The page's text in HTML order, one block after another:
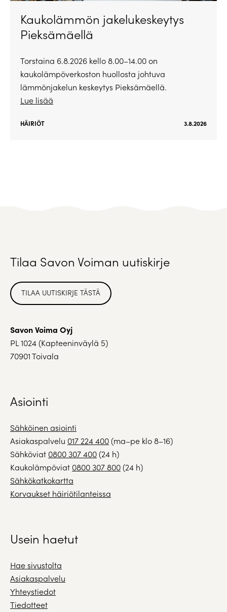
Kaukolämmön jakelukeskeytys
Pieksämäellä
Torstaina 6.8.2026 kello 8.00–14.00 on
kaukolämpöverkoston huollosta johtuva
lämmönjakelun keskeytys Pieksämäellä.
Lue lisää
HÄIRIÖT 3.8.2026
Tilaa Savon Voiman uutiskirje
TILAA UUTISKIRJE TÄSTÄ
Savon Voima Oyj
PL 1024 (Kapteeninväylä 5)
70901 Toivala
Asiointi
Sähköinen asiointi
Asiakaspalvelu 017 224 400(ma–pe klo 8–16)
Sähköviat 0800 307 400(24 h)
Kaukolämpöviat 0800 307 800(24 h)
Sähkökatkokartta
Korvaukset häiriötilanteissa
Usein haetut
Hae sivustolta
Asiakaspalvelu
Yhteystiedot
Tiedotteet